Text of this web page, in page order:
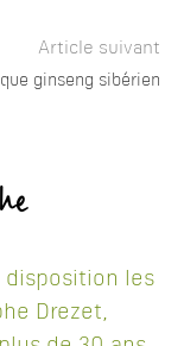
Article suivant
ginseng sibérien
disposition les
Drezet,